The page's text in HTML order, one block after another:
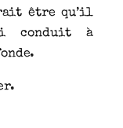
être qu’il
conduit à